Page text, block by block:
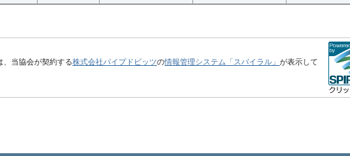
、当協会が契約する株式会社パイプドビッツの情報管理システム「スパイラル」 が表示して